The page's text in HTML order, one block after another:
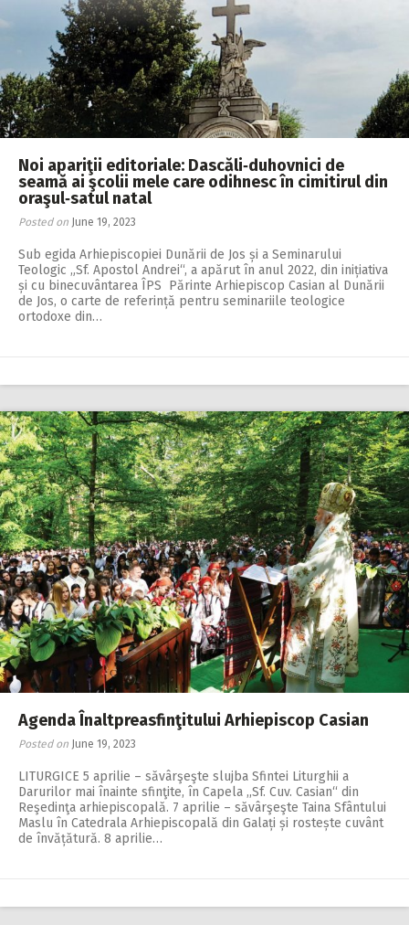
Noi apariţii editoriale: Dascăli‑duhovnici de
seamă ai şcolii mele care odihnesc în cimitirul din
oraşul‑satul natal
Posted on June 19, 2023
Sub egida Arhiepiscopiei Dunării de Jos și a Seminarului
Teologic „Sf. Apostol Andrei“, a apărut în anul 2022, din inițiativa
și cu binecuvântarea ÎPS Părinte Arhiepiscop Casian al Dunării
de Jos, o carte de referință pentru seminariile teologice
ortodoxe din…
Agenda Înaltpreasfinţitului Arhiepiscop Casian
Posted on June 19, 2023
LITURGICE 5 aprilie – săvârşeşte slujba Sfintei Liturghii a
Darurilor mai înainte sfinţite, în Capela ,,Sf. Cuv. Casian“ din
Reşedinţa arhiepiscopală. 7 aprilie – săvârşeşte Taina Sfântului
Maslu în Catedrala Arhiepiscopală din Galați și rostește cuvânt
de învățătură. 8 aprilie…